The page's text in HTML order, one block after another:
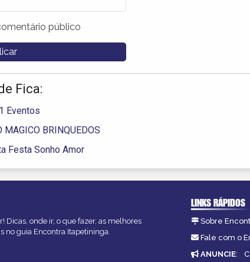
público
Fica:
Eventos
MAGICO BRINQUEDOS
Festa Sonho Amor
onde ir, o que fazer, as melhores
no guia Encontra Itapetininga.
LINKS RÁPIDOS
Sobre
Fale com o
ANUNCIE: